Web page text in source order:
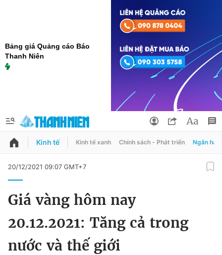
Bảng giá Quảng cáo Báo
Thanh Niên
QUẢNG CÁO
Chuyên mục khác
Đổi mật khẩu
Tin đã lưu
Tin đã xem
Kinh tế Kinh tế xanh Chính sách - Phát triển Ngân
20/12/2021 09:07 GMT+7
Giá vàng hôm nay
20.12.2021: Tăng cả trong
nước và thế giới